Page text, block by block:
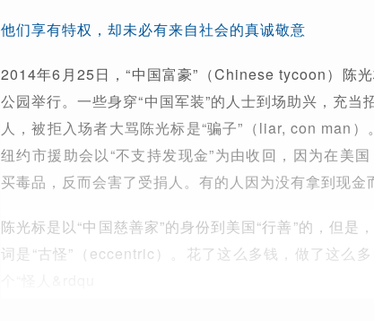
他们享有特权，却未必有来自社会的真诚敬意
2014年6月25日，“中国富豪”（Chinese tycoon）陈
公园举行。一些身穿“中国军装”的人士到场助兴，充
人，被拒入场者大骂陈光标是“骗子”（liar, con man
纽约市援助会以“不支持发现金”为由收回，因为在美
买毒品，反而会害了受捐人。有的人因为没有拿到现金
陈光标是以“中国慈善家”的身份到美国“行善”的，但是
词是“古怪”（eccentric）。花了这么多钱，做了这么